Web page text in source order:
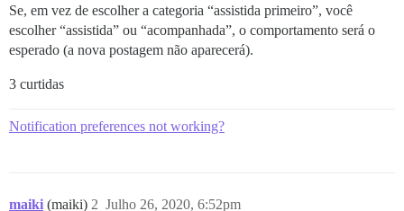
Se, em vez de escolher a categoria “assistida primeiro”, você
escolher “assistida” ou “acompanhada”, o comportamento será o
esperado (a nova postagem não aparecerá).
3 curtidas
Notification preferences not working?
maiki (maiki) Julho 26, 2020, 6:52pm
2